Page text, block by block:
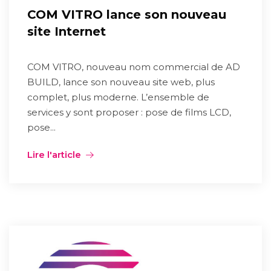
COM VITRO lance son nouveau
site Internet
COM VITRO, nouveau nom commercial de AD
BUILD, lance son nouveau site web, plus
complet, plus moderne. L’ensemble de
services y sont proposer : pose de films LCD,
pose...
Lire l'article